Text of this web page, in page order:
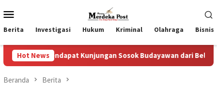
ke
kontenMobile
Berita Investigasi Hukum Kriminal Olahraga Bisnis
Hot News
Kunjungan Sosok Budayawan dari Belanda Mr. Crues
Beranda Berita